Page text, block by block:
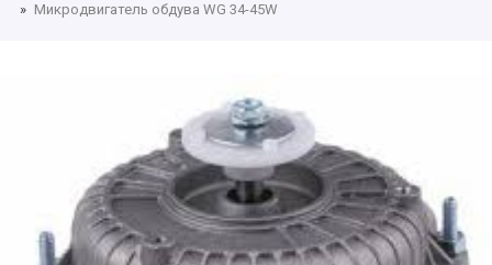
Микродвигатель обдува WG 34-45W